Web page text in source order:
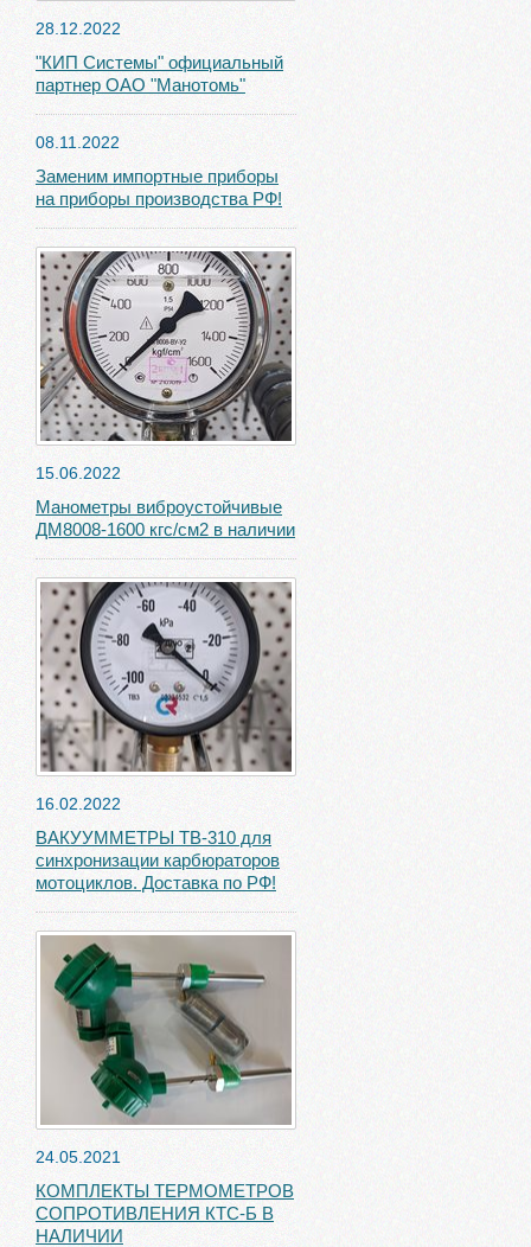
28.12.2022
"КИП Системы" официальный
партнер ОАО "Манотомь"
08.11.2022
Заменим импортные приборы
на приборы производства РФ!
15.06.2022
Манометры виброустойчивые
ДМ8008-1600 кгс/см2 в наличии
16.02.2022
ВАКУУММЕТРЫ ТВ-310 для
синхронизации карбюраторов
мотоциклов. Доставка по РФ!
24.05.2021
КОМПЛЕКТЫ ТЕРМОМЕТРОВ
СОПРОТИВЛЕНИЯ КТС-Б В
НАЛИЧИИ